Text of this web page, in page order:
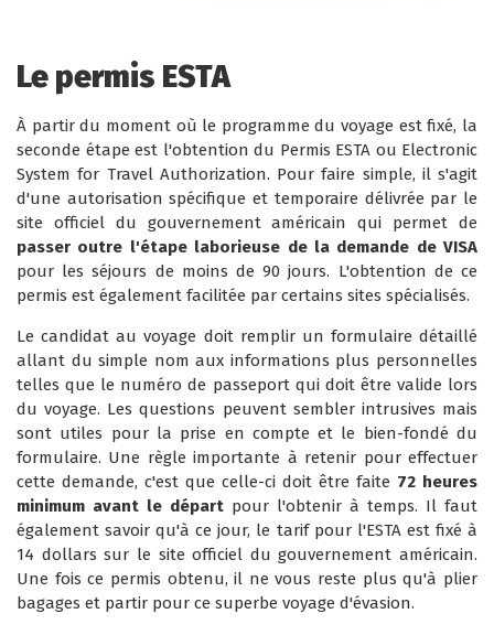
Le permis ESTA
À partir du moment où le programme du voyage est fixé, la
seconde étape est l'obtention du Permis ESTA ou Electronic
System for Travel Authorization. Pour faire simple, il s'agit
d'une autorisation spécifique et temporaire délivrée par le
site officiel du gouvernement américain qui permet de
passer outre l'étape laborieuse de la demande de VISA
pour les séjours de moins de 90 jours. L'obtention de ce
permis est également facilitée par certains sites spécialisés.
Le candidat au voyage doit remplir un formulaire détaillé
allant du simple nom aux informations plus personnelles
telles que le numéro de passeport qui doit être valide lors
du voyage. Les questions peuvent sembler intrusives mais
sont utiles pour la prise en compte et le bien-fondé du
formulaire. Une règle importante à retenir pour effectuer
cette demande, c'est que celle-ci doit être faite 72 heures
minimum avant le départ pour l'obtenir à temps. Il faut
également savoir qu'à ce jour, le tarif pour l'ESTA est fixé à
14 dollars sur le site officiel du gouvernement américain.
Une fois ce permis obtenu, il ne vous reste plus qu'à plier
bagages et partir pour ce superbe voyage d'évasion.